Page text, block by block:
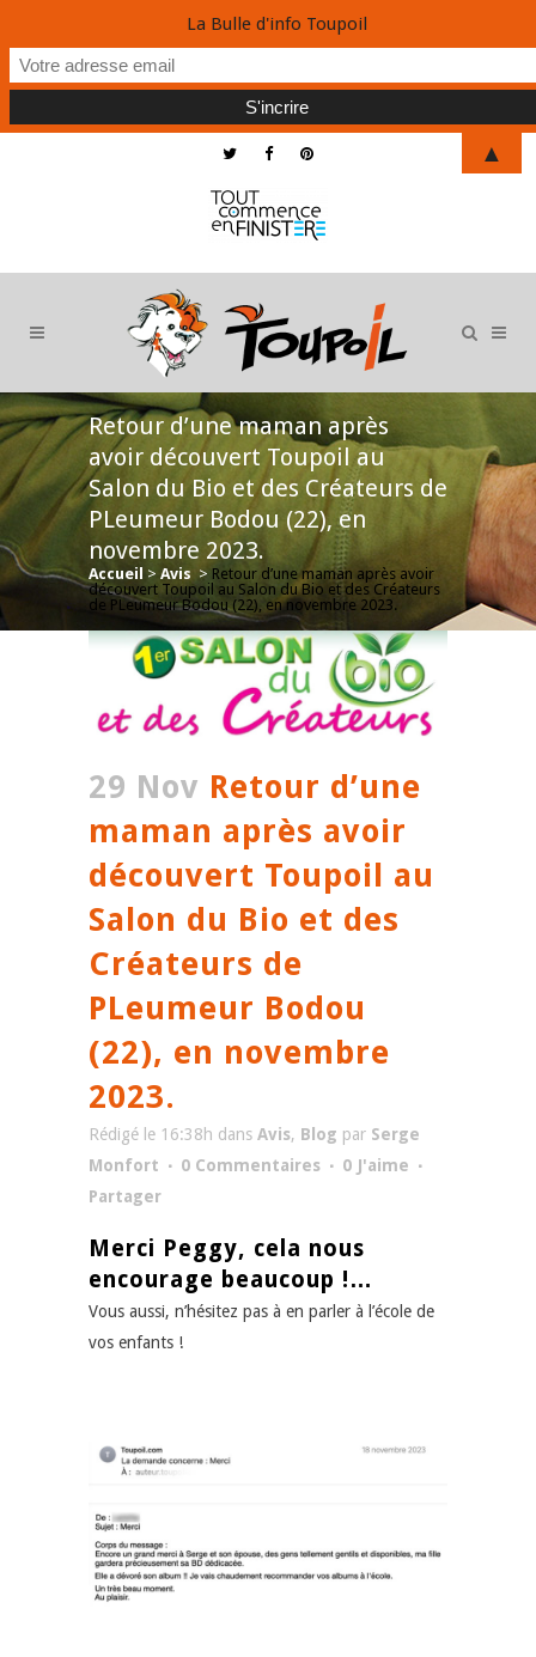
Retour d’une maman après
avoir découvert Toupoil au
Salon du Bio et des Créateurs de
PLeumeur Bodou (22), en
novembre 2023.
Accueil > Avis > Retour d’une maman après avoir
découvert Toupoil au Salon du Bio et des Créateurs
de PLeumeur Bodou (22), en novembre 2023.
29 Nov Retour d’une
maman après avoir
découvert Toupoil au
Salon du Bio et des
Créateurs de
PLeumeur Bodou
(22), en novembre
2023.
Rédigé le 16:38h dans Avis, Blog par Serge
Monfort
0 Commentaires 0 J'aime
Partager
Merci Peggy, cela nous
encourage beaucoup !…
Vous aussi, n’hésitez pas à en parler à l’école de
vos enfants !
La Bulle d'info Toupoil
▲